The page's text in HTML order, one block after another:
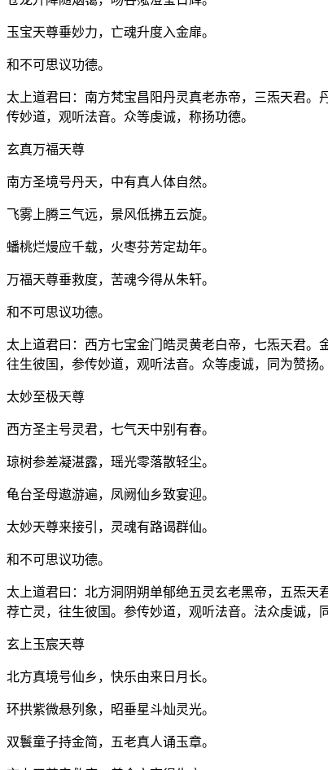
玉宝天尊垂妙力，亡魂升度入金扉。
和不可思议功德。
太上道君曰：南方梵宝昌阳丹灵真老赤帝，三炁天君
传妙道，观听法音。众等虔诚，称扬功德。
玄真万福天尊
南方圣境号丹天，中有真人体自然。
飞雾上腾三气远，景风低拂五云旋。
蟠桃烂熳应千载，火枣芬芳定劫年。
万福天尊垂救度，苦魂今得从朱轩。
和不可思议功德。
太上道君曰：西方七宝金门皓灵黄老白帝，七炁天君。
往生彼国，参传妙道，观听法音。众等虔诚，同为赞扬。
太妙至极天尊
西方圣主号灵君，七气天中别有春。
琼树参差凝湛露，瑶光零落散轻尘。
龟台圣母遨游遍，凤阙仙乡致宴迎。
太妙天尊来接引，灵魂有路谒群仙。
和不可思议功德。
太上道君曰：北方洞阴朔单郁绝五灵玄老黑帝，五炁
荐亡灵，往生彼国。参传妙道，观听法音。法众虔诚，
玄上玉宸天尊
北方真境号仙乡，快乐由来日月长。
环拱紫微悬列象，昭垂星斗灿灵光。
双鬟童子持金简，五老真人诵玉章。